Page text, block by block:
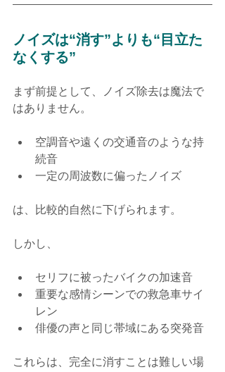
ノイズは“消す”よりも“目立た
なくする”
まず前提として、ノイズ除去は魔法で
はありません。
空調音や遠くの交通音のような持
続音
一定の周波数に偏ったノイズ
は、比較的自然に下げられます。
しかし、
セリフに被ったバイクの加速音
重要な感情シーンでの救急車サイ
レン
俳優の声と同じ帯域にある突発音
これらは、完全に消すことは難しい場